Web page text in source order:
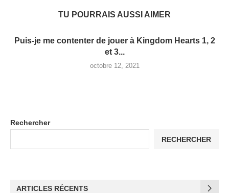
TU POURRAIS AUSSI AIMER
Puis-je me contenter de jouer à Kingdom Hearts 1, 2
et 3...
octobre 12, 2021
Rechercher
RECHERCHER
ARTICLES RÉCENTS